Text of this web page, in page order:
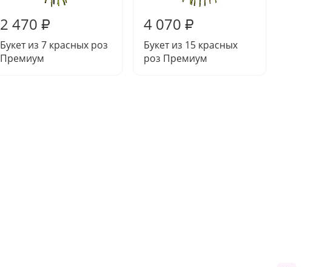
2 470 ₽
Букет из 7 красных роз
Премиум
4 070 ₽
Букет из 15 красных
роз Премиум